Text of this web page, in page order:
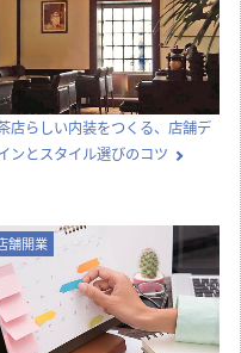
店らしい内装をつくる、店舗デ
ンとスタイル選びのコツ
舗開業